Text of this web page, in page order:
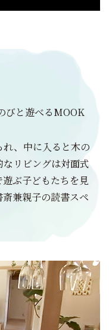
びと遊べるMOOK
、中に入ると木の
リビングは対面式
ぶ子どもたちを見
兼親子の読書スペ